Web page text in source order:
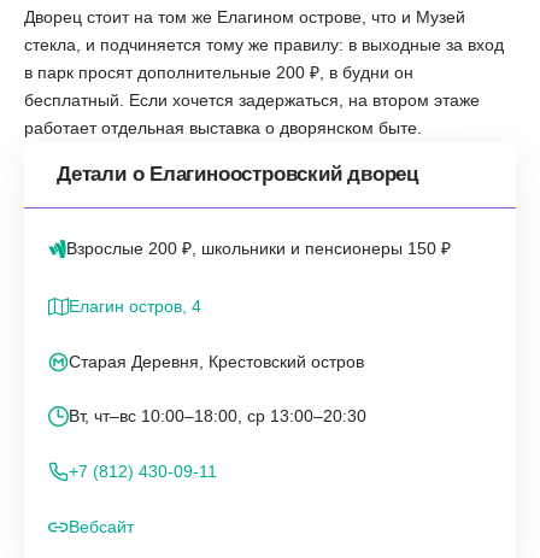
Дворец стоит на том же Елагином острове, что и Музей
стекла, и подчиняется тому же правилу: в выходные за вход
в парк просят дополнительные 200 ₽, в будни он
бесплатный. Если хочется задержаться, на втором этаже
работает отдельная выставка о дворянском быте.
Детали о Елагиноостровский дворец
Взрослые 200 ₽, школьники и пенсионеры 150 ₽
Елагин остров, 4
Старая Деревня, Крестовский остров
Вт, чт–вс 10:00–18:00, ср 13:00–20:30
+7 (812) 430-09-11
Вебсайт